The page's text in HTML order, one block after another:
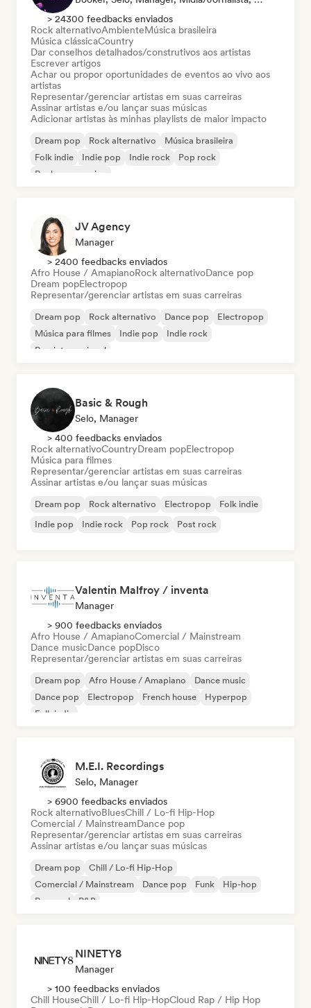
> 24300 feedbacks enviados
Rock alternativoAmbienteMúsica brasileira
Música clássicaCountry
Dar conselhos detalhados/construtivos aos artistas
Escrever artigos
Achar ou propor oportunidades de eventos ao vivo aos
artistas
Representar/gerenciar artistas em suas carreiras
Assinar artistas e/ou lançar suas músicas
Adicionar artistas às minhas playlists de maior impacto
Dream pop Rock alternativo
Música brasileira
Folk indie
Indie pop Indie rock
Pop rock
Rock progressivo
JV Agency
Manager
> 2400 feedbacks enviados
Afro House / AmapianoRock alternativoDance pop
Dream popElectropop
Representar/gerenciar artistas em suas carreiras
Dream pop Rock alternativo Dance pop
Electropop
Música para filmes
Indie pop
Indie rock
Pop internacional
Basic & Rough
Selo, Manager
> 400 feedbacks enviados
Rock alternativoCountryDream popElectropop
Música para filmes
Representar/gerenciar artistas em suas carreiras
Assinar artistas e/ou lançar suas músicas
Dream pop Rock alternativo Electropop
Folk indie
Indie pop
Indie rock Pop rock Post rock
Valentin Malfroy / inventa
Manager
> 900 feedbacks enviados
Afro House / AmapianoComercial / Mainstream
Dance musicDance popDisco
Representar/gerenciar artistas em suas carreiras
Dream pop Afro House / Amapiano
Dance music
Dance pop
Electropop French house
Hyperpop
Folk indie
M.E.I. Recordings
Selo, Manager
> 6900 feedbacks enviados
Rock alternativoBluesChill / Lo-fi Hip-Hop
Comercial / MainstreamDance pop
Representar/gerenciar artistas em suas carreiras
Assinar artistas e/ou lançar suas músicas
Dream pop
Chill / Lo-fi Hip-Hop
Comercial / Mainstream
Dance pop Funk
Hip-hop
Pop soul
R&B
NINETY8
Manager
> 100 feedbacks enviados
Chill HouseChill / Lo-fi Hip-HopCloud Rap / Hip Hop